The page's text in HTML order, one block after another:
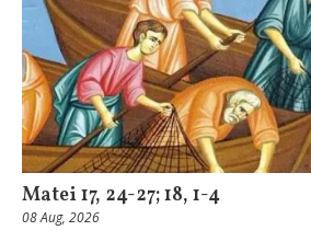
Matei 17, 24-27; 18, 1-4
08 Aug, 2026